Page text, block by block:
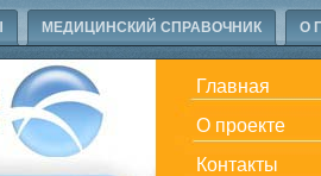
МЕДИЦИНСКИЙ СПРАВОЧНИК О
Главная
О проекте
Контакты